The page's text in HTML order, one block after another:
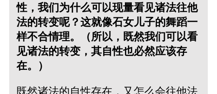
性，我们为什么可以现量看见诸法往他
法的转变呢？这就像石女儿子的舞蹈一
样不合情理。（所以，既然我们可以看
见诸法的转变，其自性也必然应该存
在。）
既然诸法的自性存在，又怎么会往他法